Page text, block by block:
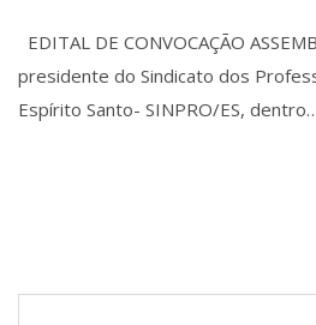
EDITAL DE CONVOCAÇÃO
presidente do Sindicato dos
Espírito Santo- SINPRO/ES,